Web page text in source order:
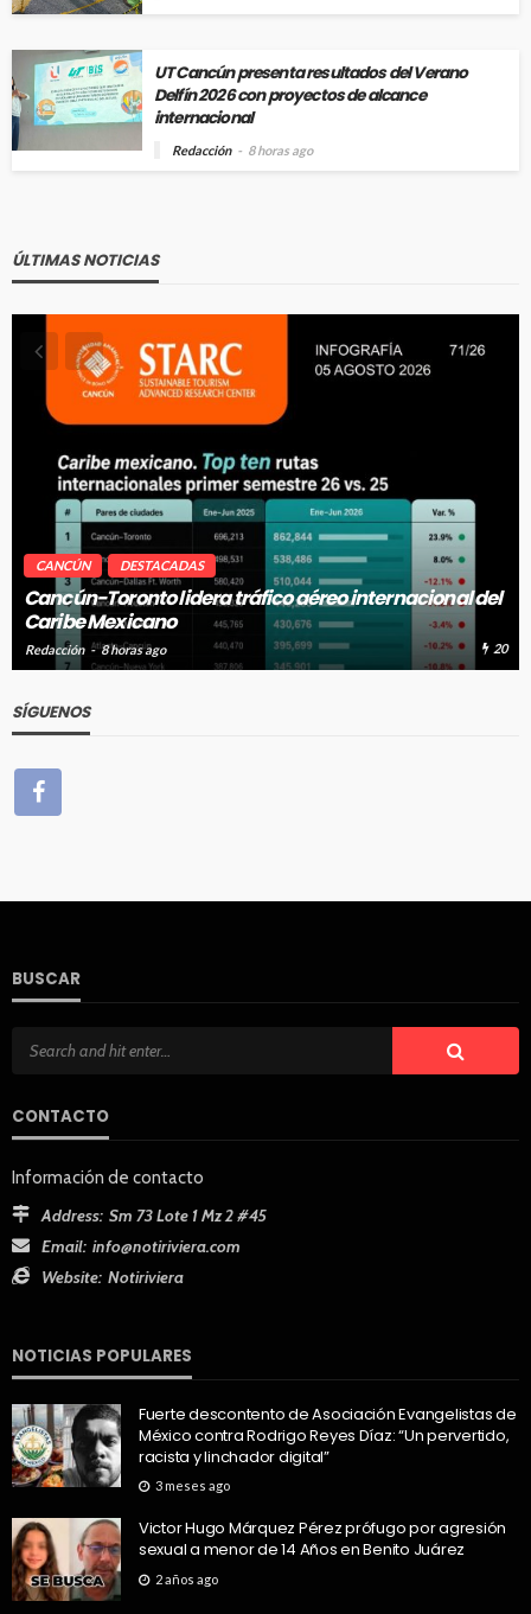
UT Cancún presenta resultados del Verano
Delfín 2026 con proyectos de alcance
internacional
Redacción 8 horas ago
ÚLTIMAS NOTICIAS
CANCÚN DESTACADAS
Cancún-Toronto lidera tráfico aéreo internacional del
Caribe Mexicano
Redacción 8 horas ago 20
SÍGUENOS
BUSCAR
CONTACTO
Información de contacto
Address: Sm 73 Lote 1 Mz 2 #45
Email: info@notiriviera.com
Website: Notiriviera
NOTICIAS POPULARES
Fuerte descontento de Asociación Evangelistas de
México contra Rodrigo Reyes Díaz: “Un pervertido,
racista y linchador digital”
3 meses ago
Victor Hugo Márquez Pérez prófugo por agresión
sexual a menor de 14 Años en Benito Juárez
2 años ago